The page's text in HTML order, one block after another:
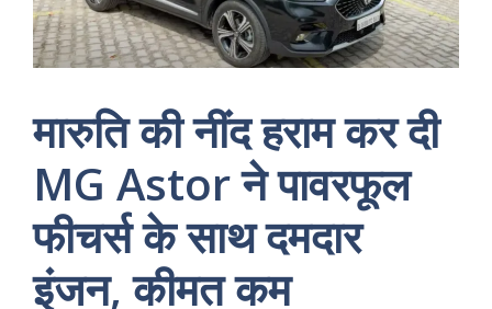
मारुति की नींद हराम कर दी
MG Astor ने पावरफूल
फीचर्स के साथ दमदार
इंजन, कीमत कम